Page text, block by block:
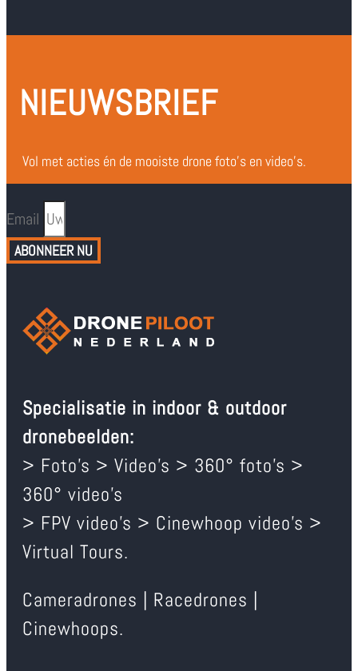
NIEUWSBRIEF
Vol met acties én de mooiste drone foto’s en video’s.
Email
ABONNEER NU
Specialisatie in indoor & outdoor
dronebeelden:
> Foto’s > Video’s > 360° foto’s >
360° video’s
> FPV video’s > Cinewhoop video’s >
Virtual Tours.
Cameradrones | Racedrones |
Cinewhoops.